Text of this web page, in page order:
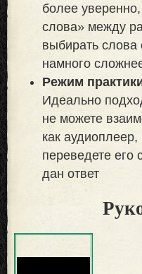
более
слова» между
выбирать
намного
Режим
Идеально
не можете
как
переведете его
дан ответ